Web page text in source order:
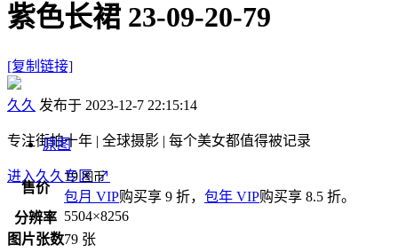
紫色长裙 23-09-20-79
[复制链接]
久久 发布于 2023-12-7 22:15:14
专注街拍十年 | 全球摄影 | 每个美女都值得被记录
进入久久专区↗
原图
售价
19图币
包月 VIP购买享 9 折， 包年 VIP购买享 8.5 折。
分辨率 5504×8256
图片张数79 张